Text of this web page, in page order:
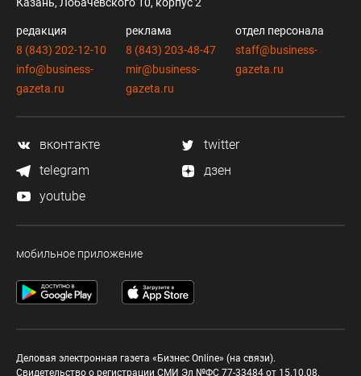
редакция
8 (843) 202-12-10
info@business-
gazeta.ru
реклама
8 (843) 203-48-47
mir@business-
gazeta.ru
отдел персонала
staff@business-
gazeta.ru
вконтакте
twitter
telegram
дзен
youtube
мобильное приложение
Деловая электронная газета «Бизнес Online» (на связи).
Свидетельство о регистрации СМИ Эл №ФС 77-33484 от 15.10.08.